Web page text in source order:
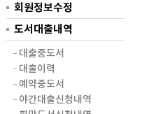
회원정보수정
도서대출내역
대출중도서
대출이력
예약중도서
야간대출신청내역